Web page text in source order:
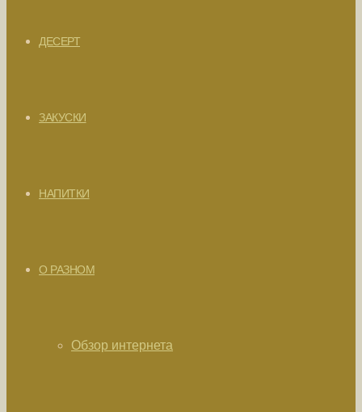
ДЕСЕРТ
ЗАКУСКИ
НАПИТКИ
О РАЗНОМ
Обзор интернета